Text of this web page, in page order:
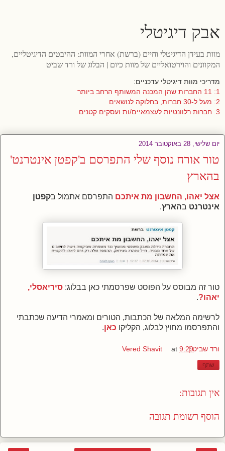
אבק דיגיטלי
מוות בעידן הדיגיטלי וחיים (ברשת) אחרי המוות: ההיבטים הדיגיטליים,
המקוונים והוירטואליים של מוות כיום | הבלוג של ורד שביט
מדריכי מוות דיגיטלי עדכניים:
1: 11 החברות שהן המכנה המשותף הרחב ביותר
2: מעל ל-30 חברות, בחלוקה לנושאים
3: חברות רלוונטיות לעצמאיים/ות ועסקים קטנים
יום שלישי, 28 באוקטובר 2014
טור אורח נוסף שלי התפרסם ב'קפטן אינטרנט'
בהארץ
אצל יאהו, החשבון מת איתכם התפרסם אתמול בקפטן
אינטרנט בהארץ.
טור זה מבוסס על הפוסט שפרסמתי כאן בבלוג: סיריאסלי,
יאהו?.
לרשימה המלאה של הכתבות, הטורים ומאמרי הדיעה שכתבתי
והתפרסמו מחוץ לבלוג, הקליקו כאן.
ורד שביט | Vered Shavit at9:29
שתף
אין תגובות:
הוסף רשומת תגובה